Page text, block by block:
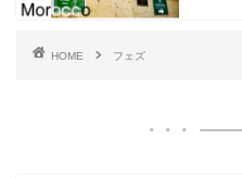
HOME フェズ